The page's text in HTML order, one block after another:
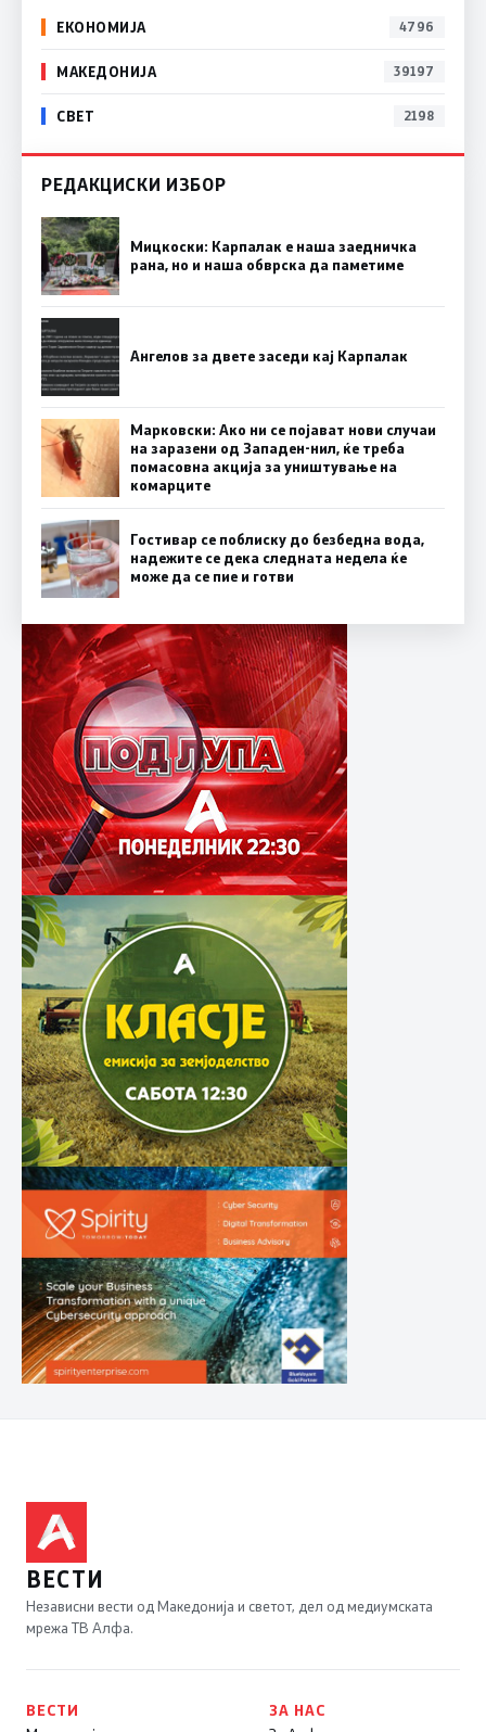
ЕКОНОМИЈА 4796
МАКЕДОНИЈА 39197
СВЕТ 2198
РЕДАКЦИСКИ ИЗБОР
Мицкоски: Карпалак е наша заедничка
рана, но и наша обврска да паметиме
Ангелов за двете заседи кај Карпалак
Марковски: Ако ни се појават нови случаи
на заразени од Западен-нил, ќе треба
помасовна акција за уништување на
комарците
Гостивар се поблиску до безбедна вода,
надежите се дека следната недела ќе
може да се пие и готви
ВЕСТИ
Независни вести од Македонија и светот, дел од медиумската
мрежа ТВ Алфа.
ВЕСТИ
ЗА НАС